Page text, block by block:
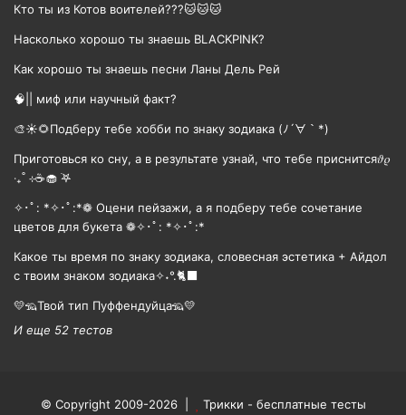
Кто ты из Котов воителей???🐱🐱🐱
Насколько хорошо ты знаешь BLACKPINK?
Как хорошо ты знаешь песни Ланы Дель Рей
🧠|| миф или научный факт?
🎨☀🌻Подберу тебе хобби по знаку зодиака (ﾉ´∀｀*)
Приготовься ко сну, а в результате узнай, что тебе приснится𝜗𝜚
‧₊˚ ⊹☕️🧁 ࣪𖤐
✧･ﾟ: *✧･ﾟ:*❁ Оцени пейзажи, а я подберу тебе сочетание
цветов для букета ❁✧･ﾟ: *✧･ﾟ:*
Какое ты время по знаку зодиака, словесная эстетика + Айдол
с твоим знаком зодиака✧˖°.🐈‍⬛
💛🦡Твой тип Пуффендуйца🦡💛
И еще 52 тестов
© Copyright 2009-2026 | Трикки - бесплатные тесты